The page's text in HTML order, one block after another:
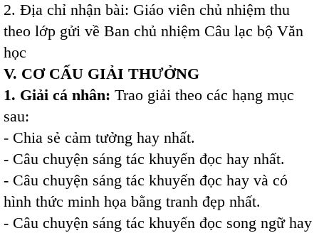
2. Địa chỉ nhận bài: Giáo viên chủ nhiệm thu
theo lớp gửi về Ban chủ nhiệm Câu lạc bộ Văn
học
V. CƠ CẤU GIẢI THƯỞNG
1. Giải cá nhân: Trao giải theo các hạng mục
sau:
- Chia sẻ cảm tưởng hay nhất.
- Câu chuyện sáng tác khuyến đọc hay nhất.
- Câu chuyện sáng tác khuyến đọc hay và có
hình thức minh họa bằng tranh đẹp nhất.
- Câu chuyện sáng tác khuyến đọc song ngữ hay